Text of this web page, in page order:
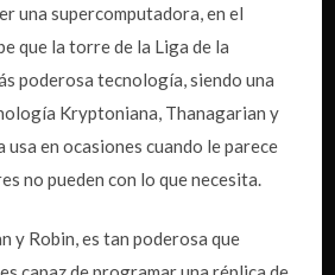
una supercomputadora, en el
que la torre de la Liga de la
poderosa tecnología, siendo una
Kryptoniana, Thanagarian y
usa en ocasiones cuando le parece
no pueden con lo que necesita.
y Robin, es tan poderosa que